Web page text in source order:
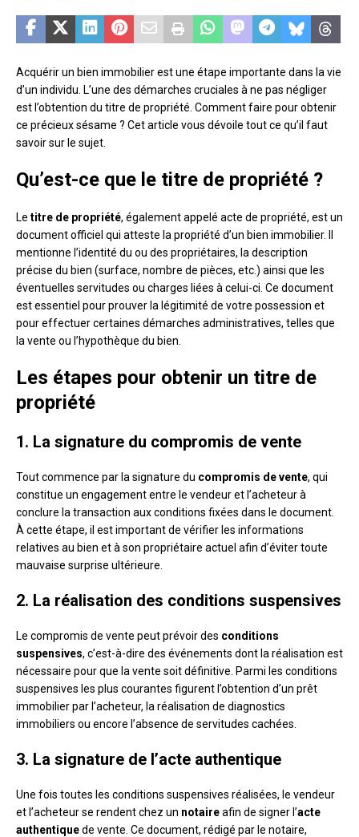
Acquérir un bien immobilier est une étape importante dans la vie
d’un individu. L’une des démarches cruciales à ne pas négliger
est l’obtention du titre de propriété. Comment faire pour obtenir
ce précieux sésame ? Cet article vous dévoile tout ce qu’il faut
savoir sur le sujet.
Qu’est-ce que le titre de propriété ?
Le titre de propriété, également appelé acte de propriété, est un
document officiel qui atteste la propriété d’un bien immobilier. Il
mentionne l’identité du ou des propriétaires, la description
précise du bien (surface, nombre de pièces, etc.) ainsi que les
éventuelles servitudes ou charges liées à celui-ci. Ce document
est essentiel pour prouver la légitimité de votre possession et
pour effectuer certaines démarches administratives, telles que
la vente ou l’hypothèque du bien.
Les étapes pour obtenir un titre de
propriété
1. La signature du compromis de vente
Tout commence par la signature du compromis de vente, qui
constitue un engagement entre le vendeur et l’acheteur à
conclure la transaction aux conditions fixées dans le document.
À cette étape, il est important de vérifier les informations
relatives au bien et à son propriétaire actuel afin d’éviter toute
mauvaise surprise ultérieure.
2. La réalisation des conditions suspensives
Le compromis de vente peut prévoir des conditions
suspensives, c’est-à-dire des événements dont la réalisation est
nécessaire pour que la vente soit définitive. Parmi les conditions
suspensives les plus courantes figurent l’obtention d’un prêt
immobilier par l’acheteur, la réalisation de diagnostics
immobiliers ou encore l’absence de servitudes cachées.
3. La signature de l’acte authentique
Une fois toutes les conditions suspensives réalisées, le vendeur
et l’acheteur se rendent chez un notaireafin de signer l’acte
authentiquede vente. Ce document, rédigé par le notaire,